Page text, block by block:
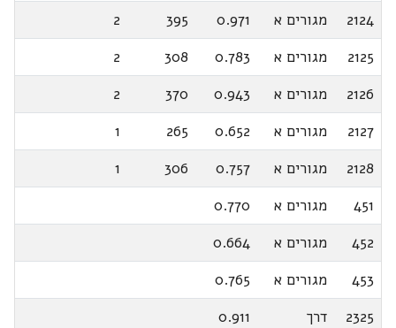
2124
מגורים א 0.971
395
2
2125
מגורים א 0.783
308
2
2126
מגורים א 0.943
370
2
2127
מגורים א 0.652
265
1
2128
מגורים א 0.757
306
1
451
מגורים א
0.770
452
מגורים א
0.664
453
מגורים א
0.765
2325
דרך
0.911